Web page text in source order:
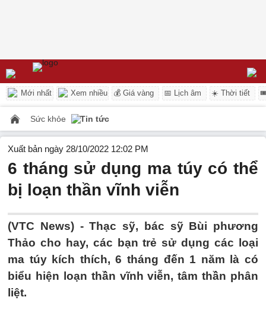
Mới nhất Xem nhiều 💰 Giá vàng 📅 Lịch âm ☀️ Thời tiết
Sức khỏe Tin tức
Xuất bản ngày 28/10/2022 12:02 PM
6 tháng sử dụng ma túy có thể
bị loạn thần vĩnh viễn
(VTC News) -Thạc sỹ, bác sỹ Bùi phương
Thảo cho hay, các bạn trẻ sử dụng các loại
ma túy kích thích, 6 tháng đến 1 năm là có
biểu hiện loạn thần vĩnh viễn, tâm thần phân
liệt.